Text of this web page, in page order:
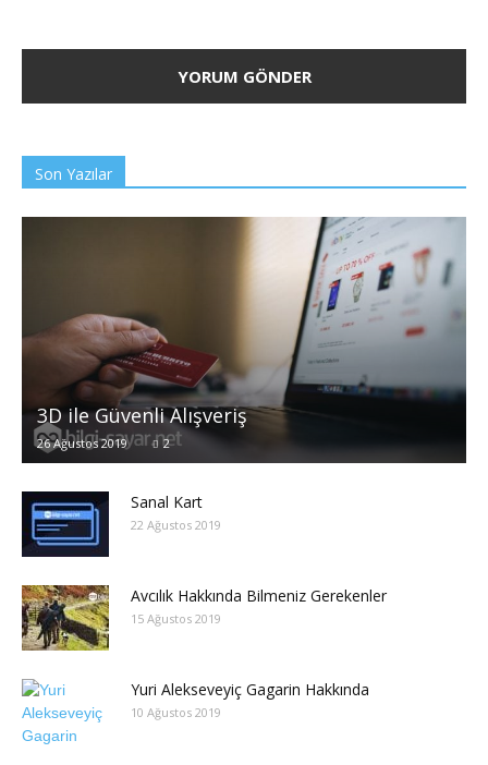
Son Yazılar
3D ile Güvenli Alışveriş
26 Ağustos 2019 2
Sanal Kart
22 Ağustos 2019
Avcılık Hakkında Bilmeniz Gerekenler
15 Ağustos 2019
Yuri Alekseveyiç Gagarin Hakkında
10 Ağustos 2019